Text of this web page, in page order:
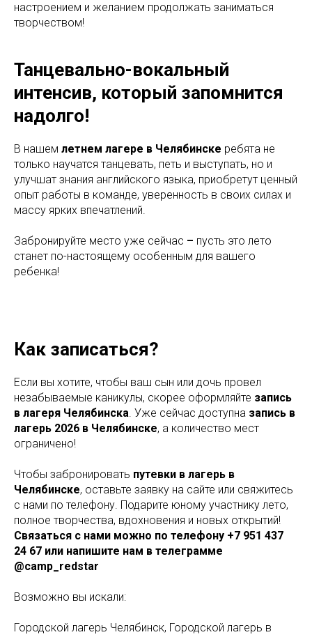
настроением и желанием продолжать заниматься
творчеством!
Танцевально-вокальный
интенсив, который запомнится
надолго!
В нашем летнем лагере в Челябинске ребята не
только научатся танцевать, петь и выступать, но и
улучшат знания английского языка, приобретут ценный
опыт работы в команде, уверенность в своих силах и
массу ярких впечатлений.
Забронируйте место уже сейчас – пусть это лето
станет по-настоящему особенным для вашего
ребенка!
Как записаться?
Если вы хотите, чтобы ваш сын или дочь провел
незабываемые каникулы, скорее оформляйте запись
в лагеря Челябинска. Уже сейчас доступна запись в
лагерь 2026 в Челябинске, а количество мест
ограничено!
Чтобы забронировать путевки в лагерь в
Челябинске, оставьте заявку на сайте или свяжитесь
с нами по телефону. Подарите юному участнику лето,
полное творчества, вдохновения и новых открытий!
Связаться с нами можно по телефону +7 951 437
24 67 или напишите нам в телеграмме
@camp_redstar
Возможно вы искали:
Городской лагерь Челябинск, Городской лагерь в